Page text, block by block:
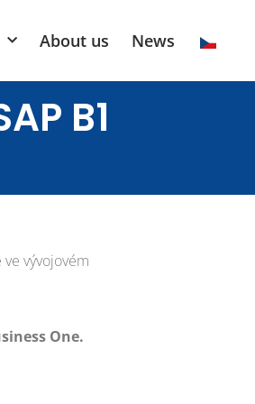
About us News
B1
vývojovém
One.